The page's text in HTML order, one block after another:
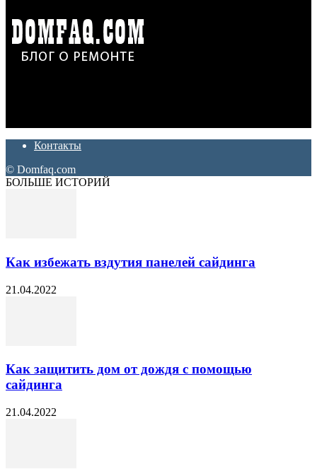
Контакты
© Domfaq.com
БОЛЬШЕ ИСТОРИЙ
Как избежать вздутия панелей сайдинга
21.04.2022
Как защитить дом от дождя с помощью
сайдинга
21.04.2022